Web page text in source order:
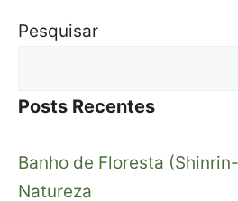
Pesquisar
Posts Recentes
Banho de Floresta
Natureza